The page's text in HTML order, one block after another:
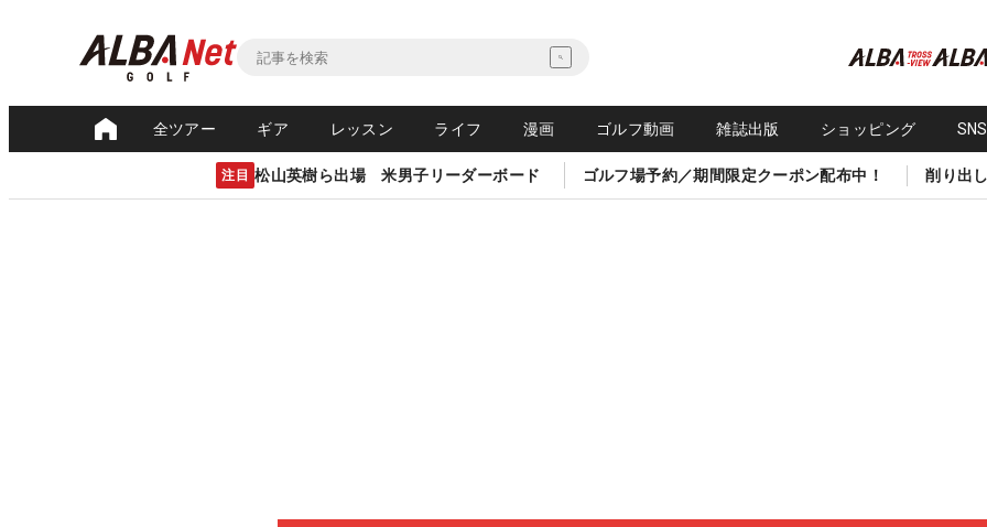
全ツアー ギア レッスン ライフ 漫画 ゴルフ動画 雑誌出版 ショッピング
注目 松山英樹ら出場 米男子リーダーボード ゴルフ場予約／期間限定クーポン配布中！ 削り出